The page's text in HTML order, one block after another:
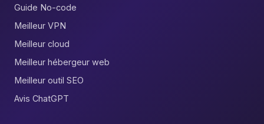
Guide No-code
Meilleur VPN
Meilleur cloud
Meilleur hébergeur web
Meilleur outil SEO
Avis ChatGPT